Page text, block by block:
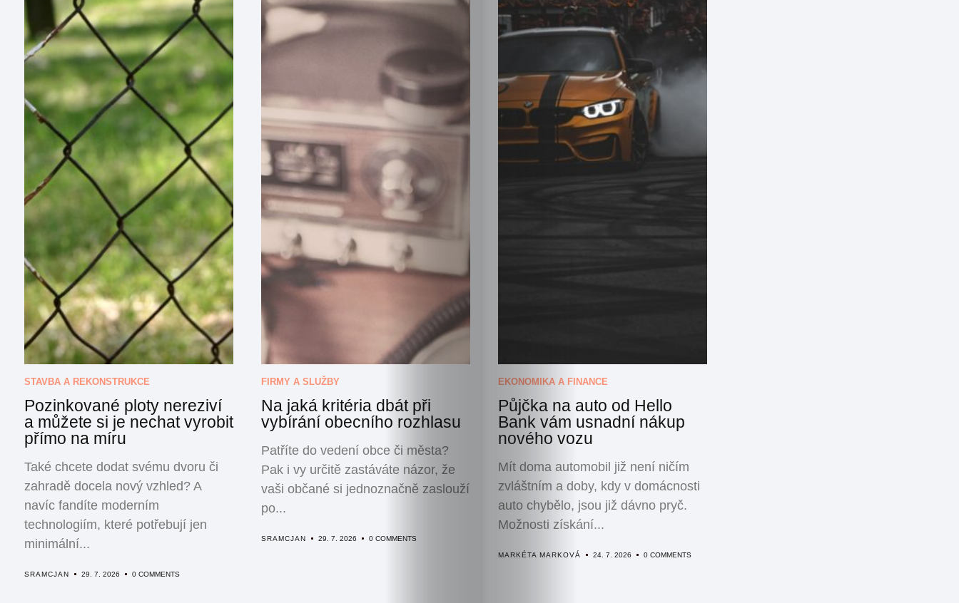
Posts
Posts
Zahrada
a
zeleň
Zdraví
a
životní
styl
Hobby
volný
čas
About
Me
Me
Contact
Us
Search
STAVBA A REKONSTRUKCE
Pozinkované ploty nereziví
a můžete si je nechat vyrobit
přímo na míru
Také chcete dodat svému dvoru či
zahradě docela nový vzhled? A
navíc fandíte moderním
technologiím, které potřebují jen
minimální...
SRAMCJAN 29. 7. 2026 0 COMMENTS
FIRMY A SLUŽBY
Na jaká kritéria dbát při
vybírání obecního rozhlasu
Patříte do vedení obce či města?
Pak i vy určitě zastáváte názor, že
vaši občané si jednoznačně zaslouží
po...
SRAMCJAN 29. 7. 2026 0 COMMENTS
EKONOMIKA A FINANCE
Půjčka na auto od Hello
Bank vám usnadní nákup
nového vozu
Mít doma automobil již není ničím
zvláštním a doby, kdy v domácnosti
auto chybělo, jsou již dávno pryč.
Možnosti získání...
MARKÉTA MARKOVÁ 24. 7. 2026 0 COMMENTS